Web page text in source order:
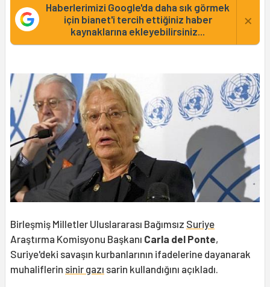
Haberlerimizi Google'da daha sık görmek
için bianet'i tercih ettiğiniz haber
kaynaklarına ekleyebilirsiniz...
×
Birleşmiş Milletler Uluslararası Bağımsız Suriye
Araştırma Komisyonu Başkanı Carla del Ponte,
Suriye'deki savaşın kurbanlarının ifadelerine dayanarak
muhaliflerin sinir gazı sarin kullandığını açıkladı.